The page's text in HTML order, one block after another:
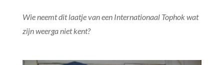
Wie neemt dit laatje van een Internationaal Tophok wat
zijn weerga niet kent?